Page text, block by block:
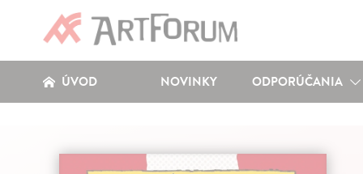
ÚVOD NOVINKY ODPORÚČANIA